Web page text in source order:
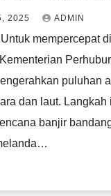
2025 ADMIN
mempercepat
puluhan
dan laut. Langkah
banjir